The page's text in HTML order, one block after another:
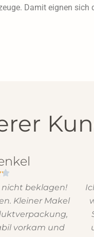
Damit eignen
beklagen!
Kleiner Makel
vorkam und